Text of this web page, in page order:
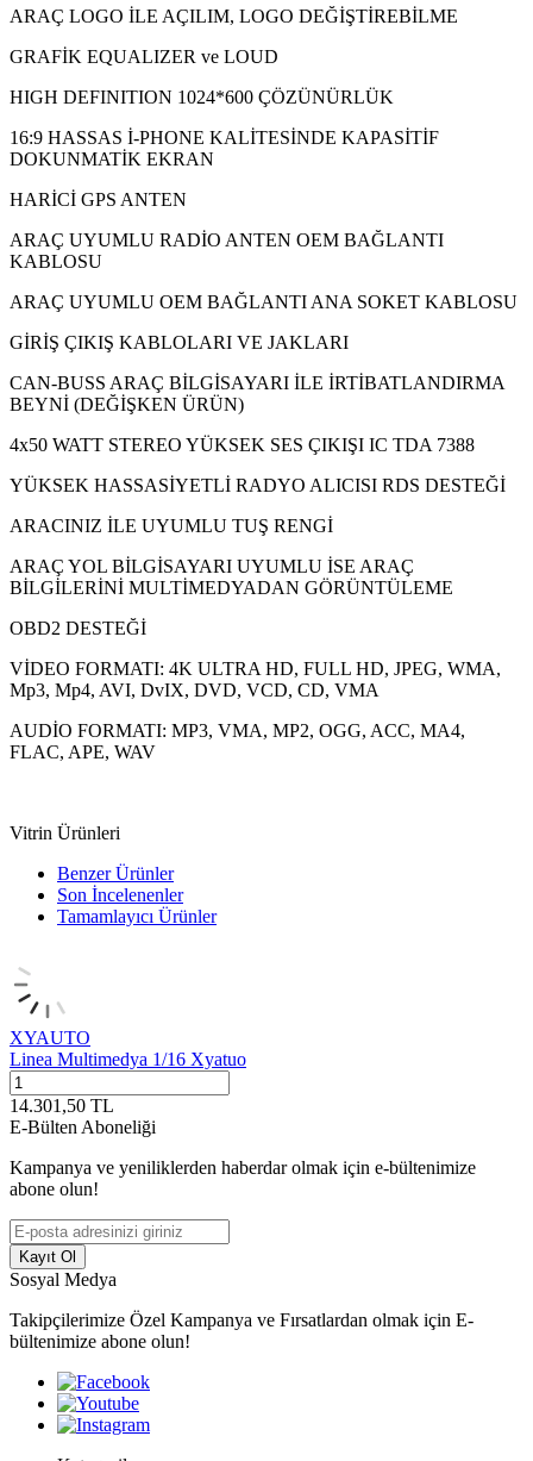
ARAÇ LOGO İLE AÇILIM, LOGO DEĞİŞTİREBİLME
GRAFİK EQUALIZER ve LOUD
HIGH DEFINITION 1024*600 ÇÖZÜNÜRLÜK
16:9 HASSAS İ-PHONE KALİTESİNDE KAPASİTİF
DOKUNMATİK EKRAN
HARİCİ GPS ANTEN
ARAÇ UYUMLU RADİO ANTEN OEM BAĞLANTI
KABLOSU
ARAÇ UYUMLU OEM BAĞLANTI ANA SOKET KABLOSU
GİRİŞ ÇIKIŞ KABLOLARI VE JAKLARI
CAN-BUSS ARAÇ BİLGİSAYARI İLE İRTİBATLANDIRMA
BEYNİ (DEĞİŞKEN ÜRÜN)
4x50 WATT STEREO YÜKSEK SES ÇIKIŞI IC TDA 7388
YÜKSEK HASSASİYETLİ RADYO ALICISI RDS DESTEĞİ
ARACINIZ İLE UYUMLU TUŞ RENGİ
ARAÇ YOL BİLGİSAYARI UYUMLU İSE ARAÇ
BİLGİLERİNİ MULTİMEDYADAN GÖRÜNTÜLEME
OBD2 DESTEĞİ
VİDEO FORMATI: 4K ULTRA HD, FULL HD, JPEG, WMA,
Mp3, Mp4, AVI, DvIX, DVD, VCD, CD, VMA
AUDİO FORMATI: MP3, VMA, MP2, OGG, ACC, MA4,
FLAC, APE, WAV
Vitrin Ürünleri
Benzer Ürünler
Son İncelenenler
Tamamlayıcı Ürünler
XYAUTO
Linea Multimedya 1/16 Xyatuo
14.301,50 TL
E-Bülten Aboneliği
Kampanya ve yeniliklerden haberdar olmak için e-bültenimize
abone olun!
Kayıt Ol
Sosyal Medya
Takipçilerimize Özel Kampanya ve Fırsatlardan olmak için E-
bültenimize abone olun!